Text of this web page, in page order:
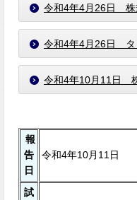
令和4年4月26日 株
令和4年4月26日 タ
令和4年10月11日
報
告
日
令和4年10月11日
試